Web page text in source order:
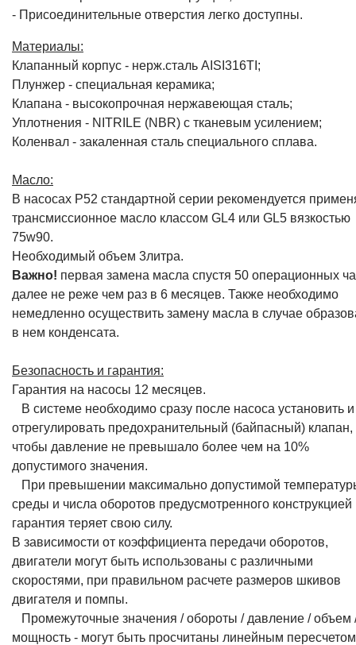
- Присоединительные отверстия легко доступны.
Материалы:
Клапанный корпус - нерж.сталь AISI316TI;
Плунжер - специальная керамика;
Клапана - высокопрочная нержавеющая сталь;
Уплотнения - NITRILE (NBR) с тканевым усилением;
Коленвал - закаленная сталь специального сплава.
Масло:
В насосах P52 стандартной серии рекомендуется
трансмиссионное масло классом GL4 или GL5 вязкостью
75w90.
Необходимый объем 3литра.
Важно! первая замена масла спустя 50 операционных
далее не реже чем раз в 6 месяцев. Также необходимо
немедленно осуществить замену масла в случае
в нем конденсата.
Безопасность и гарантия:
Гарантия на насосы 12 месяцев.
В системе необходимо сразу после насоса установить и
отрегулировать предохранительный (байпасный) клапан,
чтобы давление не превышало более чем на 10%
допустимого значения.
При превышении максимально допустимой
среды и числа оборотов предусмотренного конструкцией
гарантия теряет свою силу.
В зависимости от коэффициента передачи оборотов,
двигатели могут быть использованы с различными
скоростями, при правильном расчете размеров шкивов
двигателя и помпы.
Промежуточные значения / обороты / давление / объем
мощность - могут быть просчитаны линейным